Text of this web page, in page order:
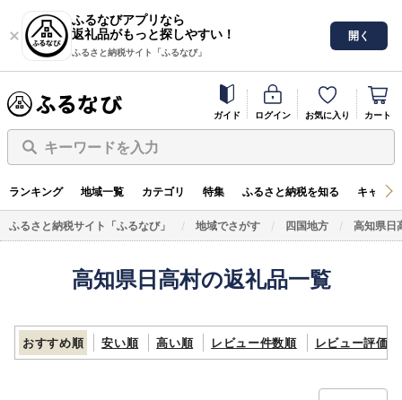
ふるなびアプリなら
返礼品がもっと探しやすい！
ふるさと納税サイト「ふるなび」
開く
ガイド ログイン お気に入り カート
キーワードを入力
ランキング 地域一覧 カテゴリ 特集 ふるさと納税を知る キャン
ふるさと納税サイト「ふるなび」 地域でさがす 四国地方 高知県日
高知県日高村の返礼品一覧
おすすめ順 安い順 高い順 レビュー件数順 レビュー評価順